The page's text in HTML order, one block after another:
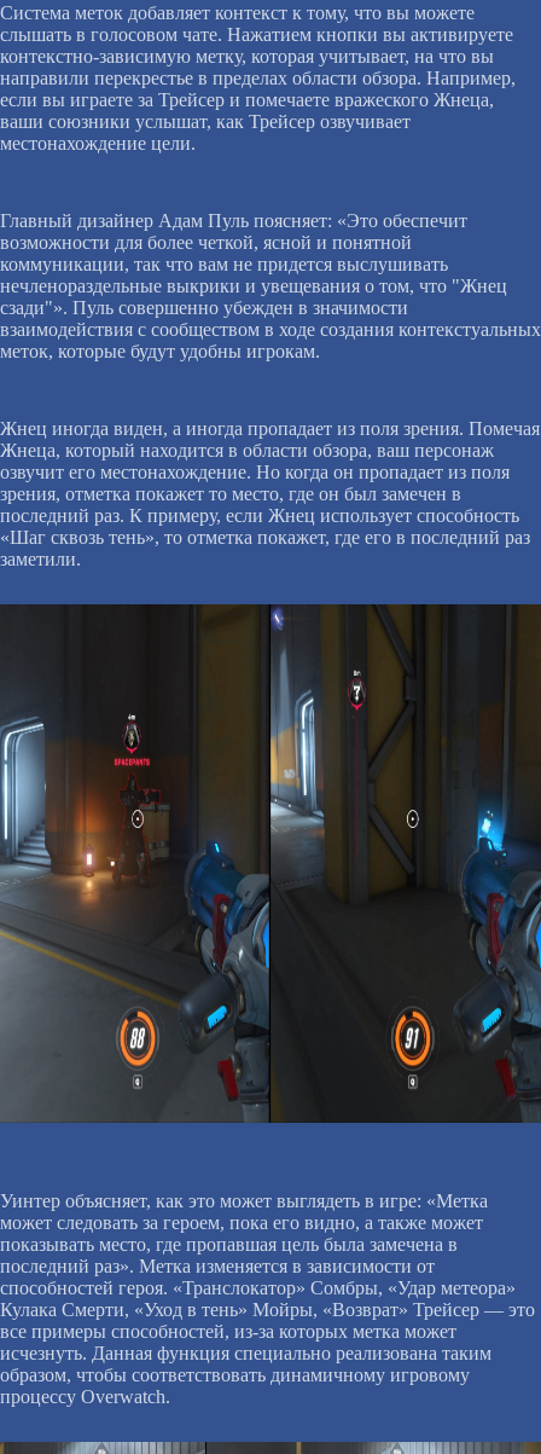
Система меток добавляет контекст к тому, что вы можете
слышать в голосовом чате. Нажатием кнопки вы активируете
контекстно-зависимую метку, которая учитывает, на что вы
направили перекрестье в пределах области обзора. Например,
если вы играете за Трейсер и помечаете вражеского Жнеца,
ваши союзники услышат, как Трейсер озвучивает
местонахождение цели.
Главный дизайнер Адам Пуль поясняет: «Это обеспечит
возможности для более четкой, ясной и понятной
коммуникации, так что вам не придется выслушивать
нечленораздельные выкрики и увещевания о том, что "Жнец
сзади"». Пуль совершенно убежден в значимости
взаимодействия с сообществом в ходе создания контекстуальных
меток, которые будут удобны игрокам.
Жнец иногда виден, а иногда пропадает из поля зрения. Помечая
Жнеца, который находится в области обзора, ваш персонаж
озвучит его местонахождение. Но когда он пропадает из поля
зрения, отметка покажет то место, где он был замечен в
последний раз. К примеру, если Жнец использует способность
«Шаг сквозь тень», то отметка покажет, где его в последний раз
заметили.
Уинтер объясняет, как это может выглядеть в игре: «Метка
может следовать за героем, пока его видно, а также может
показывать место, где пропавшая цель была замечена в
последний раз». Метка изменяется в зависимости от
способностей героя. «Транслокатор» Сомбры, «Удар метеора»
Кулака Смерти, «Уход в тень» Мойры, «Возврат» Трейсер — это
все примеры способностей, из-за которых метка может
исчезнуть. Данная функция специально реализована таким
образом, чтобы соответствовать динамичному игровому
процессу Overwatch.